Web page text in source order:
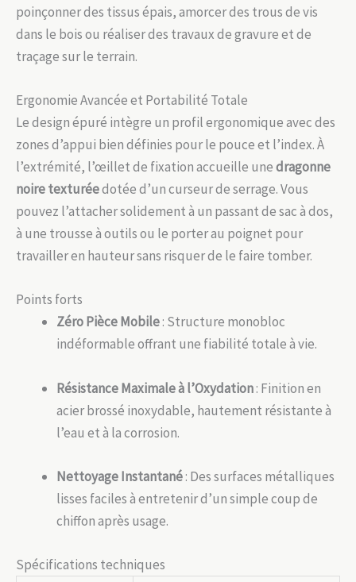
poinçonner des tissus épais, amorcer des trous de vis
dans le bois ou réaliser des travaux de gravure et de
traçage sur le terrain.
Ergonomie Avancée et Portabilité Totale
Le design épuré intègre un profil ergonomique avec des
zones d’appui bien définies pour le pouce et l’index. À
l’extrémité, l’œillet de fixation accueille unedragonne
noire texturéedotée d’un curseur de serrage. Vous
pouvez l’attacher solidement à un passant de sac à dos,
à une trousse à outils ou le porter au poignet pour
travailler en hauteur sans risquer de le faire tomber.
Points forts
Zéro Pièce Mobile: Structure monobloc
indéformable offrant une fiabilité totale à vie.
Résistance Maximale à l’Oxydation: Finition en
acier brossé inoxydable, hautement résistante à
l’eau et à la corrosion.
Nettoyage Instantané: Des surfaces métalliques
lisses faciles à entretenir d’un simple coup de
chiffon après usage.
Spécifications techniques